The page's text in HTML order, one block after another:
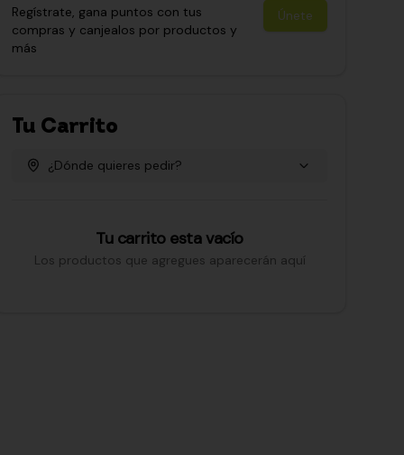
Regístrate, gana puntos con tus
compras y canjealos por productos y
más
Únete
Tu Carrito
¿Dónde quieres pedir?
Tu carrito esta vacío
Los productos que agregues aparecerán aquí